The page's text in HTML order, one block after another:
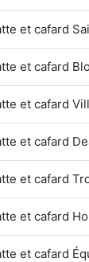
et cafard
et cafard
et cafard
et cafard
et cafard
et cafard
et cafard